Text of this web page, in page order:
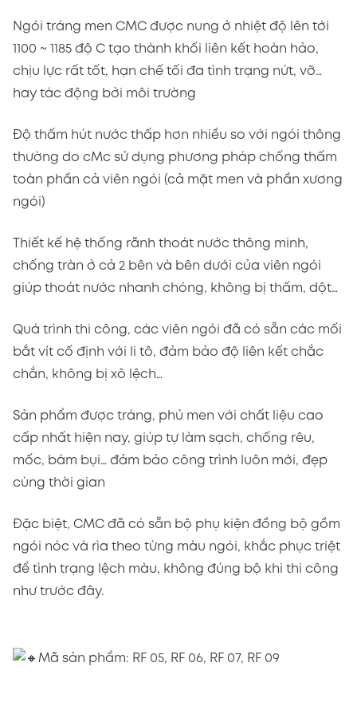
Ngói tráng men CMC được nung ở nhiệt độ lên tới
1100 ~ 1185 độ C tạo thành khối liên kết hoàn hảo,
chịu lực rất tốt, hạn chế tối đa tình trạng nứt, vỡ…
hay tác động bởi môi trường
Độ thấm hút nước thấp hơn nhiều so với ngói thông
thường do cMc sử dụng phương pháp chống thấm
toàn phần cả viên ngói (cả mặt men và phần xương
ngói)
Thiết kế hệ thống rãnh thoát nước thông minh,
chống tràn ở cả 2 bên và bên dưới của viên ngói
giúp thoát nước nhanh chóng, không bị thấm, dột…
Quá trình thi công, các viên ngói đã có sẵn các mối
bắt vít cố định với li tô, đảm bảo độ liên kết chắc
chắn, không bị xô lệch…
Sản phẩm được tráng, phủ men với chất liệu cao
cấp nhất hiện nay, giúp tự làm sạch, chống rêu,
mốc, bám bụi… đảm bảo công trình luôn mới, đẹp
cùng thời gian
Đặc biệt, CMC đã có sẵn bộ phụ kiện đồng bộ gồm
ngói nóc và rìa theo từng màu ngói, khắc phục triệt
để tình trạng lệch màu, không đúng bộ khi thi công
như trước đây.
Mã sản phẩm: RF 05, RF 06, RF 07, RF 09